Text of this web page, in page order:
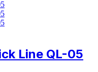
Line QL-05